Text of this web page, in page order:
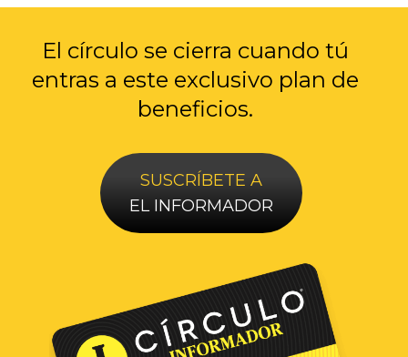
El círculo se cierra cuando tú
entras a este exclusivo plan de
beneficios.
SUSCRÍBETE A
EL INFORMADOR